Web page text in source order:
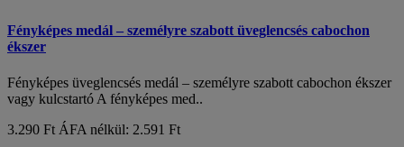
Fényképes medál – személyre szabott üveglencsés cabochon
ékszer
Fényképes üveglencsés medál – személyre szabott cabochon ékszer
vagy kulcstartó A fényképes med..
3.290 Ft ÁFA nélkül: 2.591 Ft